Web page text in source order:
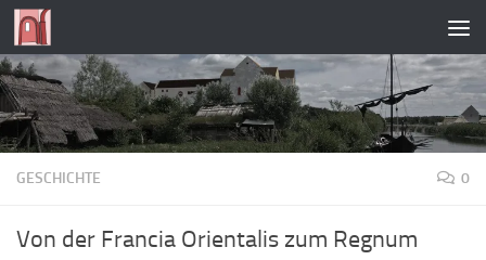
Zum Inhalt springen
GESCHICHTE 0
Von der Francia Orientalis zum Regnum